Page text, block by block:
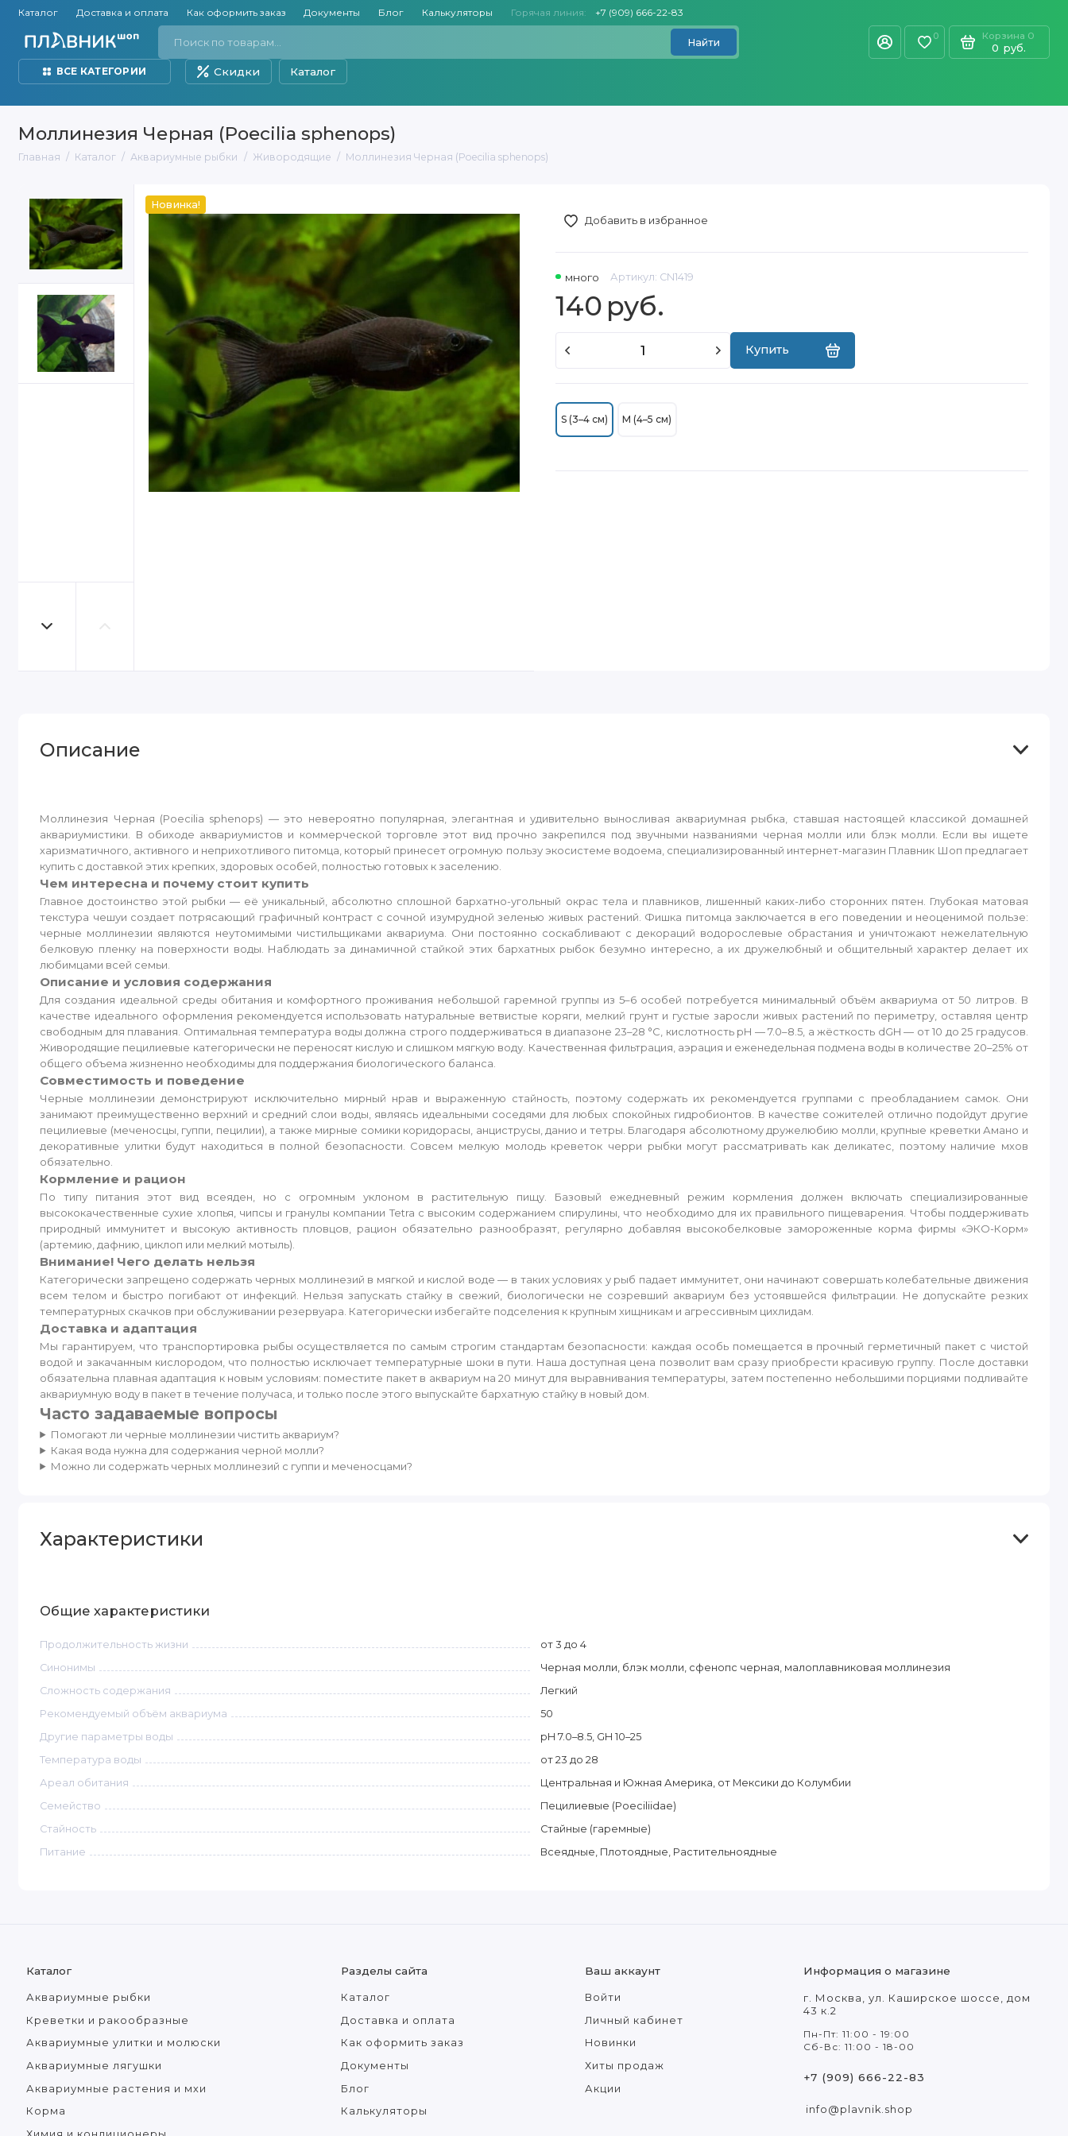
Каталог Доставка и оплата Как оформить заказ Документы Блог Калькуляторы Горячая линия: +7 (909) 666-22-83
Найти
0 Корзина 0
0 руб.
ВСЕ КАТЕГОРИИ Скидки Каталог
Моллинезия Черная (Poecilia sphenops)
Главная Каталог Аквариумные рыбки Живородящие Моллинезия Черная (Poecilia sphenops)
Новинка!
Добавить в избранное
много Артикул: CN1419
140 руб.
Купить
S (3–4 см) M (4–5 см)
Описание
Моллинезия Черная (Poecilia sphenops) — это невероятно популярная, элегантная и удивительно выносливая аквариумная рыбка, ставшая настоящей классикой домашней
аквариумистики. В обиходе аквариумистов и коммерческой торговле этот вид прочно закрепился под звучными названиями черная молли или блэк молли. Если вы ищете
харизматичного, активного и неприхотливого питомца, который принесет огромную пользу экосистеме водоема, специализированный интернет-магазин Плавник Шоп предлагает
купить с доставкой этих крепких, здоровых особей, полностью готовых к заселению.
Чем интересна и почему стоит купить
Главное достоинство этой рыбки — её уникальный, абсолютно сплошной бархатно-угольный окрас тела и плавников, лишенный каких-либо сторонних пятен. Глубокая матовая
текстура чешуи создает потрясающий графичный контраст с сочной изумрудной зеленью живых растений. Фишка питомца заключается в его поведении и неоценимой пользе:
черные моллинезии являются неутомимыми чистильщиками аквариума. Они постоянно соскабливают с декораций водорослевые обрастания и уничтожают нежелательную
белковую пленку на поверхности воды. Наблюдать за динамичной стайкой этих бархатных рыбок безумно интересно, а их дружелюбный и общительный характер делает их
любимцами всей семьи.
Описание и условия содержания
Для создания идеальной среды обитания и комфортного проживания небольшой гаремной группы из 5–6 особей потребуется минимальный объём аквариума от 50 литров. В
качестве идеального оформления рекомендуется использовать натуральные ветвистые коряги, мелкий грунт и густые заросли живых растений по периметру, оставляя центр
свободным для плавания. Оптимальная температура воды должна строго поддерживаться в диапазоне 23–28 °C, кислотность pH — 7.0–8.5, а жёсткость dGH — от 10 до 25 градусов.
Живородящие пецилиевые категорически не переносят кислую и слишком мягкую воду. Качественная фильтрация, аэрация и еженедельная подмена воды в количестве 20–25% от
общего объема жизненно необходимы для поддержания биологического баланса.
Совместимость и поведение
Черные моллинезии демонстрируют исключительно мирный нрав и выраженную стайность, поэтому содержать их рекомендуется группами с преобладанием самок. Они
занимают преимущественно верхний и средний слои воды, являясь идеальными соседями для любых спокойных гидробионтов. В качестве сожителей отлично подойдут другие
пецилиевые (меченосцы, гуппи, пецилии), а также мирные сомики коридорасы, анциструсы, данио и тетры. Благодаря абсолютному дружелюбию молли, крупные креветки Амано и
декоративные улитки будут находиться в полной безопасности. Совсем мелкую молодь креветок черри рыбки могут рассматривать как деликатес, поэтому наличие мхов
обязательно.
Кормление и рацион
По типу питания этот вид всеяден, но с огромным уклоном в растительную пищу. Базовый ежедневный режим кормления должен включать специализированные
высококачественные сухие хлопья, чипсы и гранулы компании Tetra с высоким содержанием спирулины, что необходимо для их правильного пищеварения. Чтобы поддерживать
природный иммунитет и высокую активность пловцов, рацион обязательно разнообразят, регулярно добавляя высокобелковые замороженные корма фирмы «ЭКО-Корм»
(артемию, дафнию, циклоп или мелкий мотыль).
Внимание! Чего делать нельзя
Категорически запрещено содержать черных моллинезий в мягкой и кислой воде — в таких условиях у рыб падает иммунитет, они начинают совершать колебательные движения
всем телом и быстро погибают от инфекций. Нельзя запускать стайку в свежий, биологически не созревший аквариум без устоявшейся фильтрации. Не допускайте резких
температурных скачков при обслуживании резервуара. Категорически избегайте подселения к крупным хищникам и агрессивным цихлидам.
Доставка и адаптация
Мы гарантируем, что транспортировка рыбы осуществляется по самым строгим стандартам безопасности: каждая особь помещается в прочный герметичный пакет с чистой
водой и закачанным кислородом, что полностью исключает температурные шоки в пути. Наша доступная цена позволит вам сразу приобрести красивую группу. После доставки
обязательна плавная адаптация к новым условиям: поместите пакет в аквариум на 20 минут для выравнивания температуры, затем постепенно небольшими порциями подливайте
аквариумную воду в пакет в течение получаса, и только после этого выпускайте бархатную стайку в новый дом.
Часто задаваемые вопросы
Помогают ли черные моллинезии чистить аквариум?
Какая вода нужна для содержания черной молли?
Можно ли содержать черных моллинезий с гуппи и меченосцами?
Характеристики
Общие характеристики
Продолжительность жизни
от 3 до 4
Синонимы
Черная молли, блэк молли, сфенопс черная, малоплавниковая моллинезия
Сложность содержания
Легкий
Рекомендуемый объём аквариума
50
Другие параметры воды
pH 7.0–8.5, GH 10–25
Температура воды
от 23 до 28
Ареал обитания
Центральная и Южная Америка, от Мексики до Колумбии
Семейство
Пецилиевые (Poeciliidae)
Стайность
Стайные (гаремные)
Питание
Всеядные, Плотоядные, Растительноядные
Каталог
Аквариумные рыбки
Креветки и ракообразные
Аквариумные улитки и молюски
Аквариумные лягушки
Аквариумные растения и мхи
Корма
Разделы сайта
Каталог
Доставка и оплата
Как оформить заказ
Документы
Блог
Калькуляторы
Ваш аккаунт
Войти
Личный кабинет
Новинки
Хиты продаж
Акции
Информация о магазине
г. Москва, ул. Каширское шоссе, дом
43 к.2
Пн-Пт: 11:00 - 19:00
Сб-Вс: 11:00 - 18-00
+7 (909) 666-22-83
info@plavnik.shop